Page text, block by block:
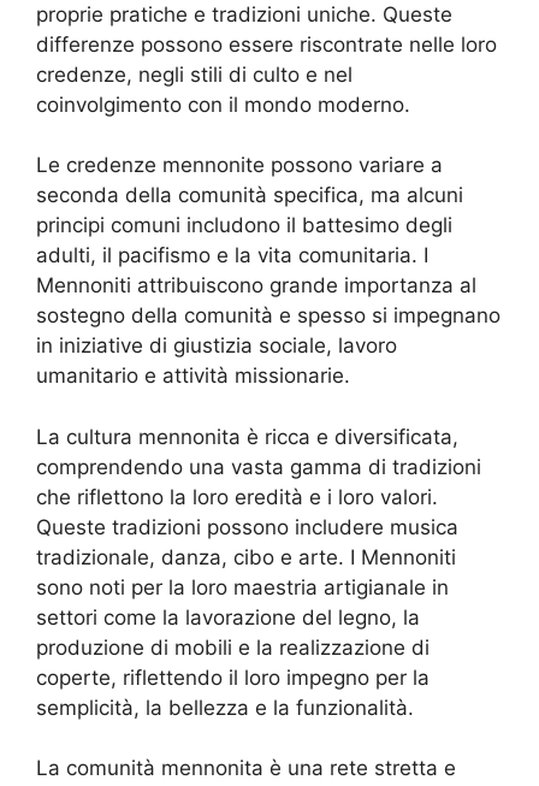
proprie pratiche e tradizioni uniche. Queste
differenze possono essere riscontrate nelle loro
credenze, negli stili di culto e nel
coinvolgimento con il mondo moderno.
Le credenze mennonite possono variare a
seconda della comunità specifica, ma alcuni
principi comuni includono il battesimo degli
adulti, il pacifismo e la vita comunitaria. I
Mennoniti attribuiscono grande importanza al
sostegno della comunità e spesso si impegnano
in iniziative di giustizia sociale, lavoro
umanitario e attività missionarie.
La cultura mennonita è ricca e diversificata,
comprendendo una vasta gamma di tradizioni
che riflettono la loro eredità e i loro valori.
Queste tradizioni possono includere musica
tradizionale, danza, cibo e arte. I Mennoniti
sono noti per la loro maestria artigianale in
settori come la lavorazione del legno, la
produzione di mobili e la realizzazione di
coperte, riflettendo il loro impegno per la
semplicità, la bellezza e la funzionalità.
La comunità mennonita è una rete stretta e